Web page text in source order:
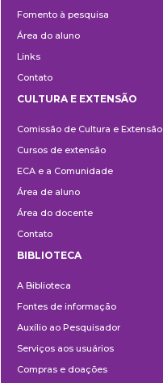
Fomento à pesquisa
Área do aluno
Links
Contato
e
Extensão
CULTURA E EXTENSÃO
Comissão de Cultura e Extensão
Cursos de extensão
ECA e a Comunidade
Área de aluno
Área do docente
Contato
BIBLIOTECA
A Biblioteca
Fontes de informação
Auxílio ao Pesquisador
Serviços aos usuários
Compras e doações